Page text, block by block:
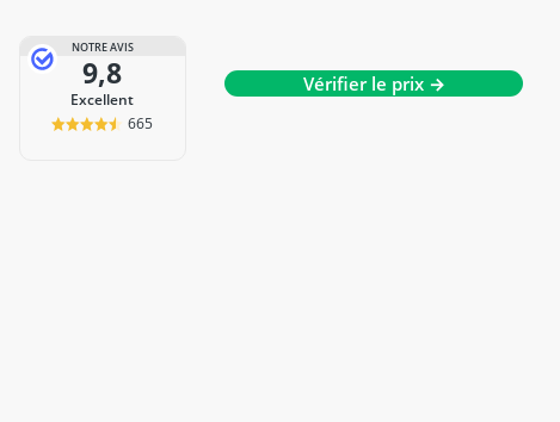
NOTRE AVIS
9,8
Excellent
665
Vérifier le prix →